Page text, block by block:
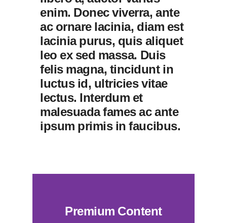
enim. Donec viverra, ante
ac ornare lacinia, diam est
lacinia purus, quis aliquet
leo ex sed massa. Duis
felis magna, tincidunt in
luctus id, ultricies vitae
lectus. Interdum et
malesuada fames ac ante
ipsum primis in faucibus.
Premium Content